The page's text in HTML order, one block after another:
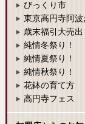
びっくり市
東京高円寺阿波
歳末福引大売出
純情冬祭り！
純情夏祭り！
純情秋祭り！
花鉢の育て方
高円寺フェス